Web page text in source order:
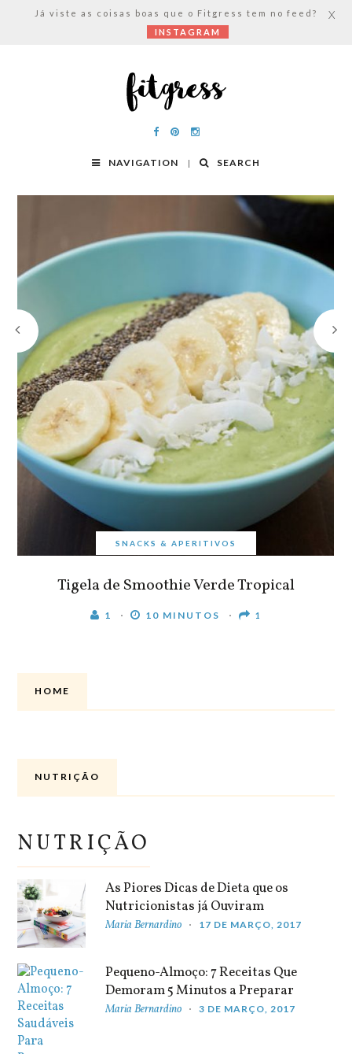
NAVIGATION SEARCH
SNACKS & APERITIVOS
Tigela de Smoothie Verde Tropical
1 10 MINUTOS 1
HOME
NUTRIÇÃO
NUTRIÇÃO
As Piores Dicas de Dieta que os
Nutricionistas já Ouviram
Maria Bernardino 17 DE MARÇO, 2017
Pequeno-Almoço: 7 Receitas Que
Demoram 5 Minutos a Preparar
Maria Bernardino 3 DE MARÇO, 2017
Já viste as coisas boas que o Fitgress tem no feed?
INSTAGRAM
X